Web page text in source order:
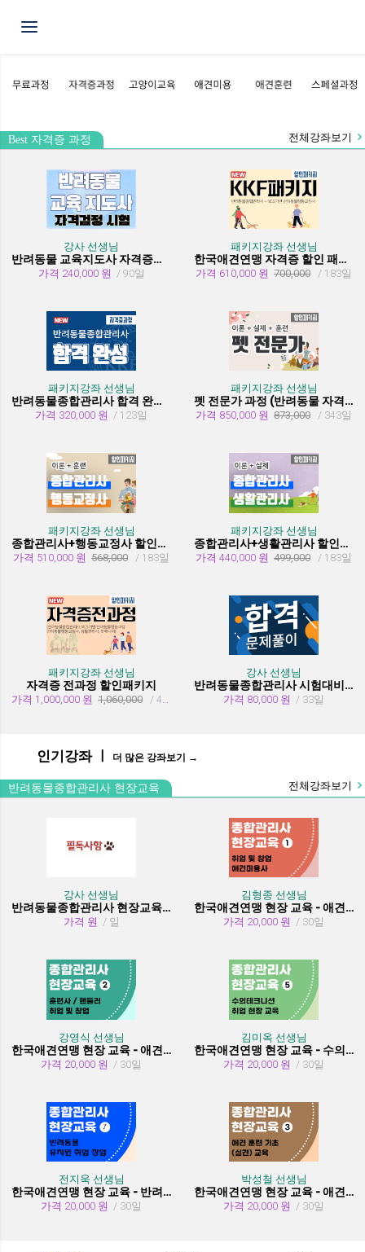
Toggle navigation
Best 자격증 과정 전체강좌보기
강사 선생님
반려동물 교육지도사 자격증과정
가격 240,000 원 / 90일
패키지강좌 선생님
한국애견연맹 자격증 할인 패키지 과정 (종합관리사 + 행동교정사)
가격 610,000 원 700,000 / 183일
패키지강좌 선생님
반려동물종합관리사 합격 완성 패키지
가격 320,000 원 / 123일
패키지강좌 선생님
펫 전문가 과정 (반려동물 자격증 취득과정)
가격 850,000 원 873,000 / 343일
패키지강좌 선생님
종합관리사+행동교정사 할인패키지과정
가격 510,000 원 568,000 / 183일
패키지강좌 선생님
종합관리사+생활관리사 할인패키지과정
가격 440,000 원 499,000 / 183일
패키지강좌 선생님
자격증 전과정 할인패키지
가격 1,000,000 원 1,060,000 / 455일
강사 선생님
반려동물종합관리사 시험대비 유형문제 풀이
가격 80,000 원 / 33일
인기강좌 ㅣ 더 많은 강좌보기 →
반려동물종합관리사 현장교육 전체강좌보기
강사 선생님
반려동물종합관리사 현장교육 수강시 필독사항
가격 원 / 일
김형종 선생님
한국애견연맹 현장 교육 - 애견미용사 취업 및 창업
가격 20,000 원 / 30일
강영식 선생님
한국애견연맹 현장 교육 - 애견훈련사/핸들러 취업 및 창업
가격 20,000 원 / 30일
김미옥 선생님
한국애견연맹 현장 교육 - 수의테크니션(동물보건사) (취업 현장 교육)
가격 20,000 원 / 30일
전지욱 선생님
한국애견연맹 현장 교육 - 반려동물 유치원 취창업
가격 20,000 원 / 30일
박성철 선생님
한국애견연맹 현장 교육 - 애견 훈련 기초 (실견)
가격 20,000 원 / 30일